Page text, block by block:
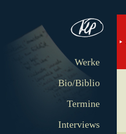
Werke
Bio/Biblio
Termine
Interviews